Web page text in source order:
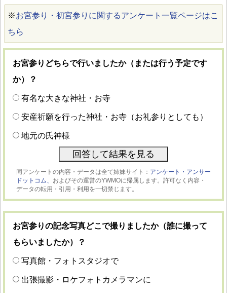
※お宮参り・初宮参りに関するアンケート一覧ページはこ
ちら
お宮参りどちらで行いましたか（または行う予定です
か）？
有名な大きな神社・お寺
安産祈願を行った神社・お寺（お礼参りとしても）
地元の氏神様
同アンケートの内容・データは全て姉妹サイト： アンケート・アンサー
ドットコム、 およびその運営のYWMOに帰属します。許可なく内容・
データの転用・引用・利用を一切禁じます。
お宮参りの記念写真どこで撮りましたか（誰に撮って
もらいましたか）？
写真館・フォトスタジオで
出張撮影・ロケフォトカメラマンに